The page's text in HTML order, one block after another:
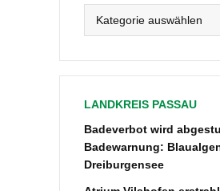
LANDKREIS PASSAU
Badeverbot wird
Badewarnung:
Dreiburgensee